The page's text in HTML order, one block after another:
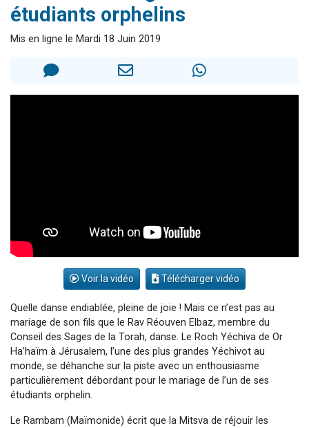
30 personnes viennent de faire un don pour Sauvez la jambe de Yohan
Il reste 49 places pour étudier en groupe sur Zoom
Il reste 49 places pour étudier en groupe sur Zoom
étudiants orphelins
Mis en ligne le Mardi 18 Juin 2019
Voir la vidéo Télécharger vidéo
Quelle danse endiablée, pleine de joie ! Mais ce n’est pas au
mariage de son fils que le Rav Réouven Elbaz, membre du
Conseil des Sages de la Torah, danse. Le Roch Yéchiva de Or
Ha’haïm à Jérusalem, l’une des plus grandes Yéchivot au
monde, se déhanche sur la piste avec un enthousiasme
particulièrement débordant pour le mariage de l’un de ses
étudiants orphelin.
Le Rambam (Maïmonide) écrit que la Mitsva de réjouir les